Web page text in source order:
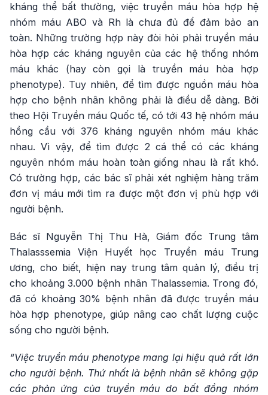
kháng thể bất thường, việc truyền máu hòa hợp hệ
nhóm máu ABO và Rh là chưa đủ để đảm bảo an
toàn. Những trường hợp này đòi hỏi phải truyền máu
hòa hợp các kháng nguyên của các hệ thống nhóm
máu khác (hay còn gọi là truyền máu hòa hợp
phenotype). Tuy nhiên, để tìm được nguồn máu hòa
hợp cho bệnh nhân không phải là điều dễ dàng. Bởi
theo Hội Truyền máu Quốc tế, có tới 43 hệ nhóm máu
hồng cầu với 376 kháng nguyên nhóm máu khác
nhau. Vì vậy, để tìm được 2 cá thể có các kháng
nguyên nhóm máu hoàn toàn giống nhau là rất khó.
Có trường hợp, các bác sĩ phải xét nghiệm hàng trăm
đơn vị máu mới tìm ra được một đơn vị phù hợp với
người bệnh.
Bác sĩ Nguyễn Thị Thu Hà, Giám đốc Trung tâm
Thalasssemia Viện Huyết học Truyền máu Trung
ương, cho biết, hiện nay trung tâm quản lý, điều trị
cho khoảng 3.000 bệnh nhân Thalassemia. Trong đó,
đã có khoảng 30% bệnh nhân đã được truyền máu
hòa hợp phenotype, giúp nâng cao chất lượng cuộc
sống cho người bệnh.
“Việc truyền máu phenotype mang lại hiệu quả rất lớn
cho người bệnh. Thứ nhất là bệnh nhân sẽ không gặp
các phản ứng của truyền máu do bất đồng nhóm